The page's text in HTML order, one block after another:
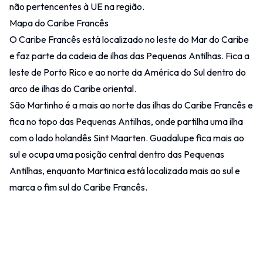
não pertencentes à UE na região.
Mapa do Caribe Francês
O Caribe Francês está localizado no leste do Mar do Caribe
e faz parte da cadeia de ilhas das Pequenas Antilhas. Fica a
leste de Porto Rico e ao norte da América do Sul dentro do
arco de ilhas do Caribe oriental.
São Martinho é a mais ao norte das ilhas do Caribe Francês e
fica no topo das Pequenas Antilhas, onde partilha uma ilha
com o lado holandês Sint Maarten. Guadalupefica mais ao
sul e ocupa uma posição central dentro das Pequenas
Antilhas, enquanto Martinicaestá localizada mais ao sul e
marca o fim sul do Caribe Francês.